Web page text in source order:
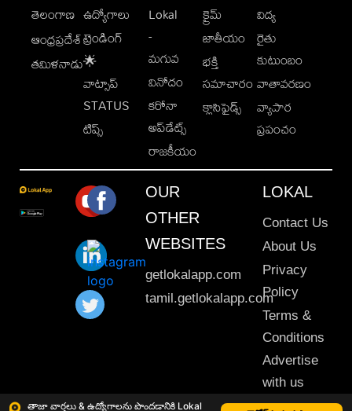
తాజా వార్తలు & ఉద్యోగాలను పొందడానికి Lokal
తెలంగాణ
ఆంధ్రప్రదేశ్
తమిళనాడు
ఉద్యోగాలు
ట్రెండింగ్
🌟
వాట్సాప్
STATUS
టిప్స్
Lokal
-
మగువ
వినోదం
కరోనా
అప్‌డేట్స్
రాజకీయం
క్రైమ్
జాతీయం
భక్తి
సమాచారం
క్లాసిఫైడ్స్
విద్య
రైతు
కుటుంబం
వాతావరణం
వ్యాపార
ప్రపంచం
OUR
OTHER
WEBSITES
getlokalapp.com
tamil.getlokalapp.com
LOKAL
Contact Us
About Us
Privacy
Policy
Terms &
Conditions
Advertise
with us
Sitemap